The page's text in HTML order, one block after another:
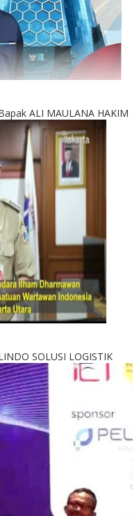
ALI MAULANA HAKIM
SOLUSI LOGISTIK